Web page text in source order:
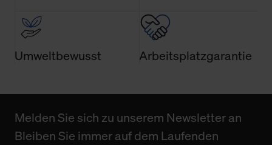
Umweltbewusst Arbeitsplatzgarantie
Melden Sie sich zu unserem Newsletter an
Bleiben Sie immer auf dem Laufenden